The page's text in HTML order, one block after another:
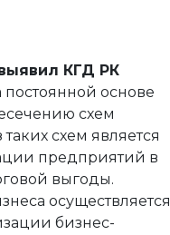
КГД РК
основе
схем
схем является
предприятий в
выгоды.
осуществляется
бизнес-